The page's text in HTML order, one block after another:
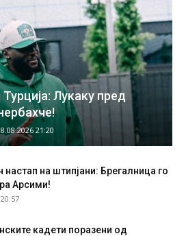
Лукаку пред
21:20
настап на штипјани: Брегалница го
Арсими!
кадети поразени од